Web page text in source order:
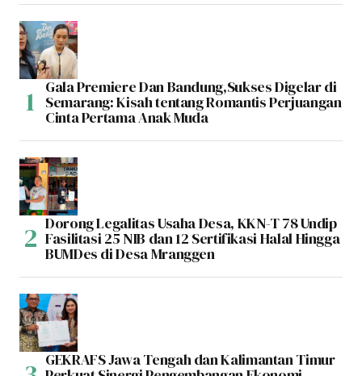
Gala Premiere Dan Bandung,Sukses Digelar di
Semarang: Kisah tentang Romantis Perjuangan
Cinta Pertama Anak Muda
Dorong Legalitas Usaha Desa, KKN-T 78 Undip
Fasilitasi 25 NIB dan 12 Sertifikasi Halal Hingga
BUMDes di Desa Mranggen
GEKRAFS Jawa Tengah dan Kalimantan Timur